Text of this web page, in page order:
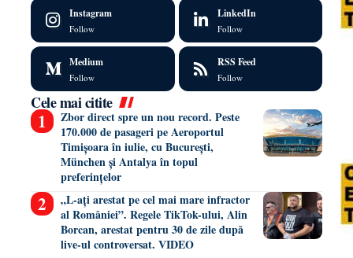
Instagram
Follow
LinkedIn
Follow
Medium
Follow
RSS Feed
Follow
Cele mai citite
Zbor direct spre un nou record. Peste
170.000 de pasageri pe Aeroportul
Timișoara în iulie, cu București,
München și Antalya în topul
preferințelor
„L-ați arestat pe cel mai mare infractor
al României”. Regele TikTok-ului, Alin
Borcan, arestat pentru 30 de zile după
live-ul controversat. VIDEO